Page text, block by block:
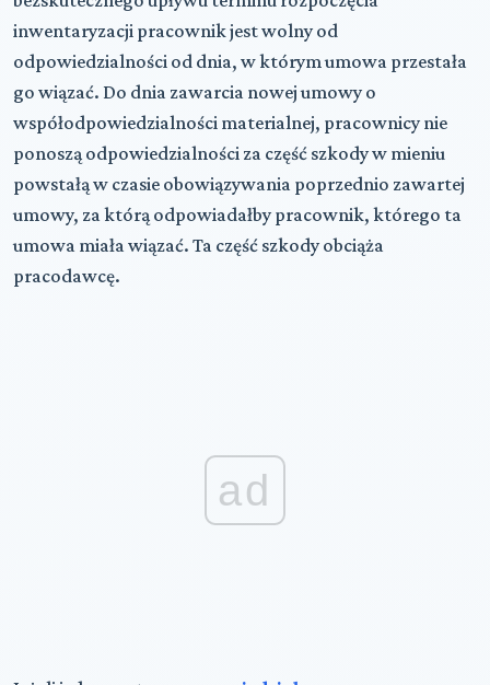
inwentaryzacji pracownik jest wolny od
odpowiedzialności od dnia, w którym umowa przestała
go wiązać. Do dnia zawarcia nowej umowy o
współodpowiedzialności materialnej, pracownicy nie
ponoszą odpowiedzialności za część szkody w mieniu
powstałą w czasie obowiązywania poprzednio zawartej
umowy, za którą odpowiadałby pracownik, którego ta
umowa miała wiązać. Ta część szkody obciąża
pracodawcę.
ad